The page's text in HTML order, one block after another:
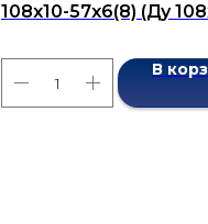
108х10-57х6(8) (Ду
В